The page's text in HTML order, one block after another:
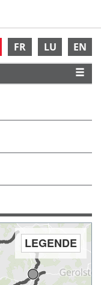
FR LU EN
LEGENDE